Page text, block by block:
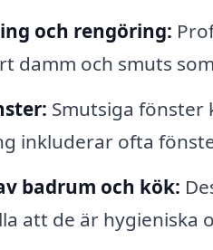
och rengöring:
damm och smuts
Smutsiga fönster
inkluderar ofta
badrum och kök:
att de är hygieniska